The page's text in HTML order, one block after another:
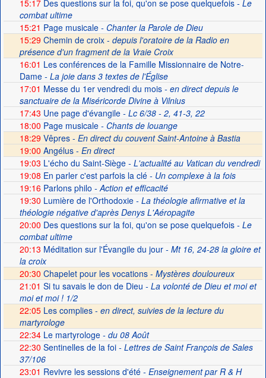
15:17Des questions sur la foi, qu'on se pose quelquefois- Le
combat ultime
15:21 Page musicale- Chanter la Parole de Dieu
15:29 Chemin de croix - depuis l'oratoire de la Radio en
présence d'un fragment de la Vraie Croix
16:01 Les conférences de la Famille Missionnaire de Notre-
Dame- La joie dans 3 textes de l'Église
17:01 Messe du 1er vendredi du mois- en direct depuis le
sanctuaire de la Miséricorde Divine à Vilnius
17:43 Une page d'évangile- Lc 6/38 - 2, 41-3, 22
18:00 Page musicale- Chants de louange
18:29 Vêpres - En direct du couvent Saint-Antoine à Bastia
19:00 Angélus - En direct
19:03 L'écho du Saint-Siège- L'actualité au Vatican du vendredi
19:08 En parler c'est parfois la clé- Un complexe à la fois
19:16Parlons philo - Action et efficacité
19:30 Lumière de l'Orthodoxie- La théologie afirmative et la
théologie négative d'après Denys L'Aéropagite
20:00 Des questions sur la foi, qu'on se pose quelquefois- Le
combat ultime
20:13 Méditation sur l'Évangile du jour- Mt 16, 24-28 la gloire et
la croix
20:30 Chapelet pour les vocations - Mystères douloureux
21:01 Si tu savais le don de Dieu - La volonté de Dieu et moi et
moi et moi ! 1/2
22:05Les complies - en direct, suivies de la lecture du
martyrologe
22:34Le martyrologe- du 08 Août
22:30 Sentinelles de la foi- Lettres de Saint François de Sales
37/106
23:01 Revivre les sessions d'été- Enseignement par R & H